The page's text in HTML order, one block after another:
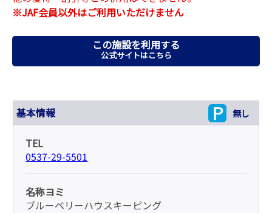
※JAF会員以外はご利用いただけません
この施設を利用する
公式サイトはこちら
基本情報 無し
TEL
0537-29-5501
名称ヨミ
ブルーベリーハウスキーピング